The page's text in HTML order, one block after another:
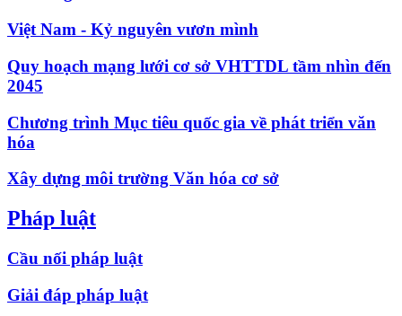
Việt Nam - Kỷ nguyên vươn mình
Quy hoạch mạng lưới cơ sở VHTTDL tầm nhìn đến
2045
Chương trình Mục tiêu quốc gia về phát triển văn
hóa
Xây dựng môi trường Văn hóa cơ sở
Pháp luật
Cầu nối pháp luật
Giải đáp pháp luật